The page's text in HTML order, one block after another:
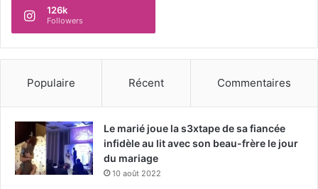
126k
Followers
Populaire Récent Commentaires
Le marié joue la s3xtape de sa fiancée
infidèle au lit avec son beau-frère le jour
du mariage
10 août 2022